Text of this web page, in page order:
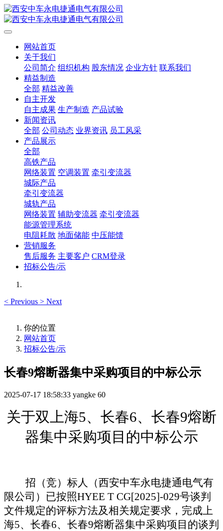
网站首页
关于我们
公司简介 组织机构 股东情况 企业方针 联系我们
精益制造
全部 精益改善
自主开发
自主成果 生产制造 产品试验
新闻资讯
全部 公司动态 业界资讯 员工风采
产品展示
全部
高铁产品
网络装置 空调装置 牵引变流器
城际产品
牵引变流器
城轨产品
网络装置 辅助变流器 牵引变流器
能源管理系统
电阻耗散 地面储能 中压能馈
营销服务
售后服务 主要客户 CRM登录
招标公告/示
< Previous > Next
你的位置
网站首页
招标公告/示
长春9熔断器集中采购项目的中标公示
2025-07-17 18:58:33 yangke 60
关于双上海5、长春6、长春9熔断
器集中采购项目的中标公示
招（竞）标人（西安中车永电捷通电气有
限公司 ）已按照HYEE T CG[2025]-029号谈判
文件规定的评标方法及相关规定要求，完成上
海5、长春6、长春9熔断器集中采购项目的谈判